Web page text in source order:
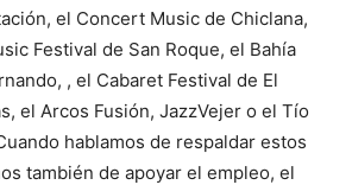
el Concert Music de Chiclana,
Festival de San Roque, el Bahía
, el Cabaret Festival de El
el Arcos Fusión, JazzVejer o el Tío
hablamos de respaldar estos
también de apoyar el empleo, el